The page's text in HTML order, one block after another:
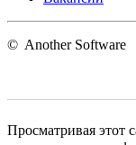
© Another Software
Просматривая этот